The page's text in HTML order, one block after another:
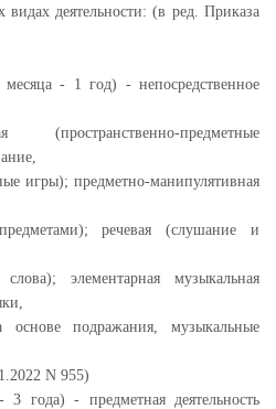
видах деятельности: (в ред. Приказа
месяца - 1 год) - непосредственное
(пространственно-предметные
игры); предметно-манипулятивная
речевая (слушание и
элементарная музыкальная
основе подражания, музыкальные
N 955)
года) - предметная деятельность